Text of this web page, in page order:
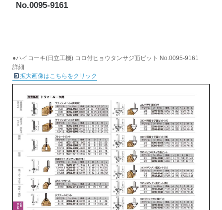
No.0095-9161
●ハイコーキ(日立工機) コロ付ヒョウタンサジ面ビット No.0095-9161
詳細
拡大画像はこちらをクリック